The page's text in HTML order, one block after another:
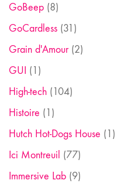
GoBeep (8)
GoCardless (31)
Grain d'Amour(2)
GUI (1)
High-tech (104)
Histoire (1)
Hutch Hot-Dogs House (1)
Ici Montreuil (77)
Immersive Lab (9)